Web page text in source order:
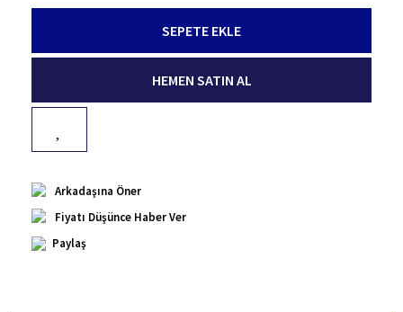
SEPETE EKLE
HEMEN SATIN AL
Arkadaşına Öner
Fiyatı Düşünce Haber Ver
Paylaş